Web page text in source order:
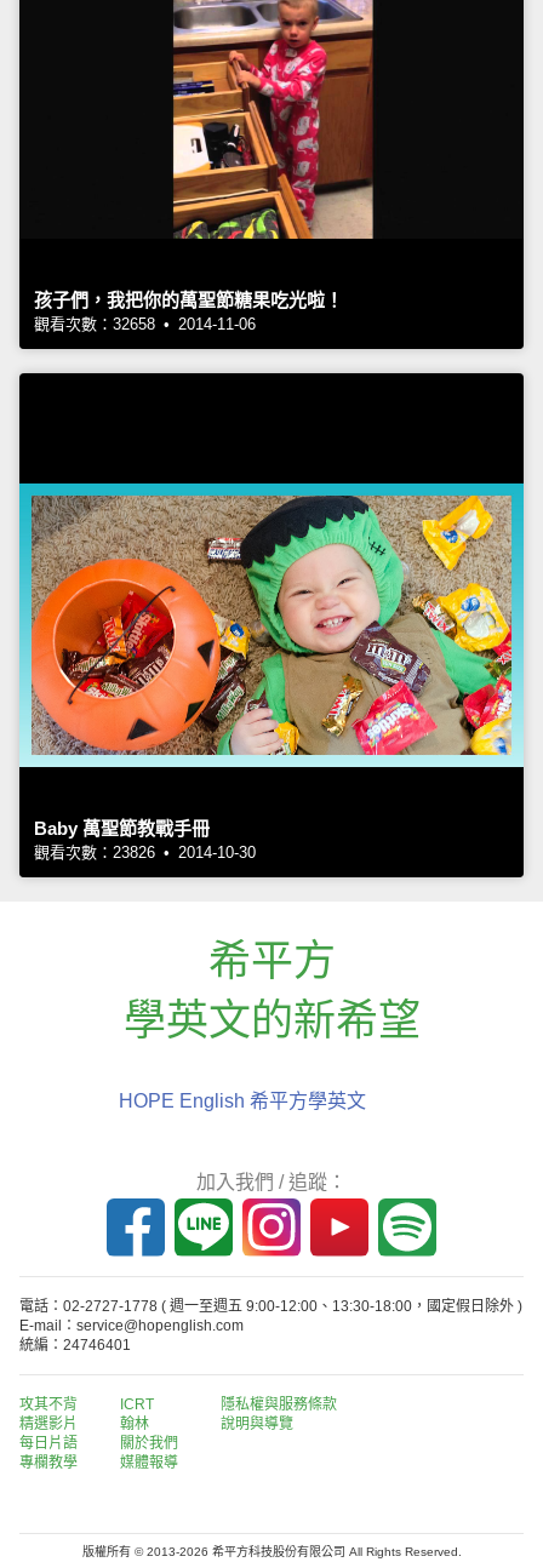
孩子們，我把你的萬聖節糖果吃光啦！
觀看次數：32658 • 2014-11-06
Baby 萬聖節教戰手冊
觀看次數：23826 • 2014-10-30
希平方
學英文的新希望
HOPE English 希平方學英文
加入我們 / 追蹤：
電話：02-2727-1778 ( 週一至週五 9:00-12:00、13:30-18:00，國定假日除外 )
E-mail：service@hopenglish.com
統編：24746401
攻其不背
精選影片
每日片語
專欄教學
ICRT
翰林
關於我們
媒體報導
隱私權與服務條款
說明與導覽
版權所有 © 2013-2026 希平方科技股份有限公司 All Rights Reserved.